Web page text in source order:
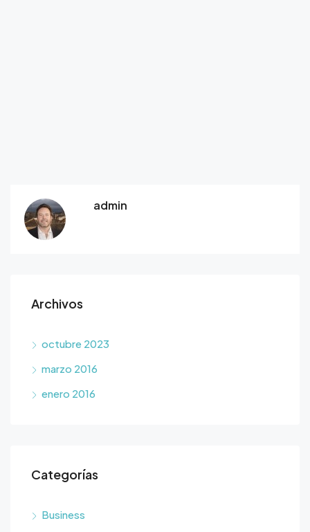
admin
Archivos
octubre 2023
marzo 2016
enero 2016
Categorías
Business